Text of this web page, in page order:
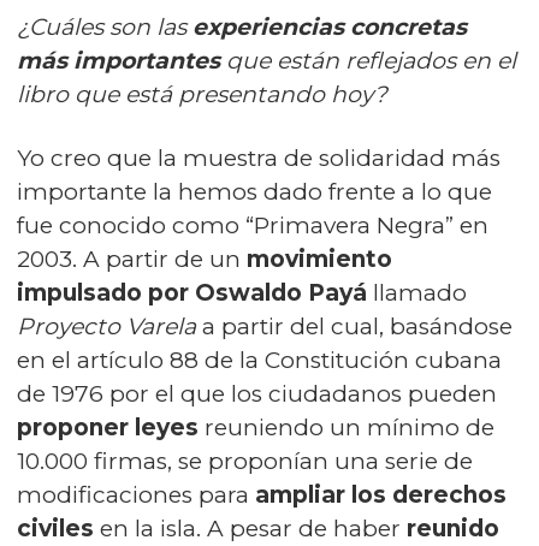
¿Cuáles son lasexperiencias concretas
más importantesque están reflejados en el
libro que está presentando hoy?
Yo creo que la muestra de solidaridad más
importante la hemos dado frente a lo que
fue conocido como “Primavera Negra” en
2003. A partir de un movimiento
impulsado por Oswaldo Payá llamado
Proyecto Varelaa partir del cual, basándose
en el artículo 88 de la Constitución cubana
de 1976 por el que los ciudadanos pueden
proponer leyes reuniendo un mínimo de
10.000 firmas, se proponían una serie de
modificaciones para ampliar los derechos
civiles en la isla. A pesar de haber reunido